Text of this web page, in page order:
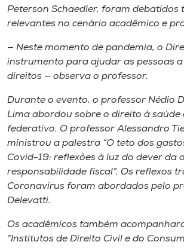
Selecione
o idioma
A+
A-
Peterson Schaedler, foram debatidos
relevantes no cenário acadêmico e
— Neste momento de pandemia, o
instrumento para ajudar as pessoas a
direitos — observa o professor.
Durante o evento, o professor Nédio
Lima abordou sobre o direito à saúde
federativo. O professor Alessandro
ministrou a palestra “O teto dos
Covid-19: reflexões à luz do dever da
responsabilidade fiscal”. Os reflexos
Coronavírus foram abordados pelo
Delevatti.
Os acadêmicos também
“Institutos de Direito Civil e do